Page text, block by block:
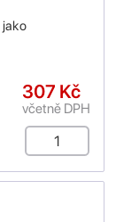
jako
307 Kč
včetně DPH